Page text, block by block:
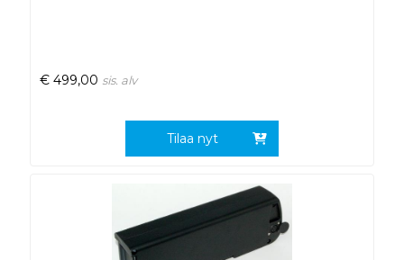
€ 499,00 sis. alv
Tilaa nyt